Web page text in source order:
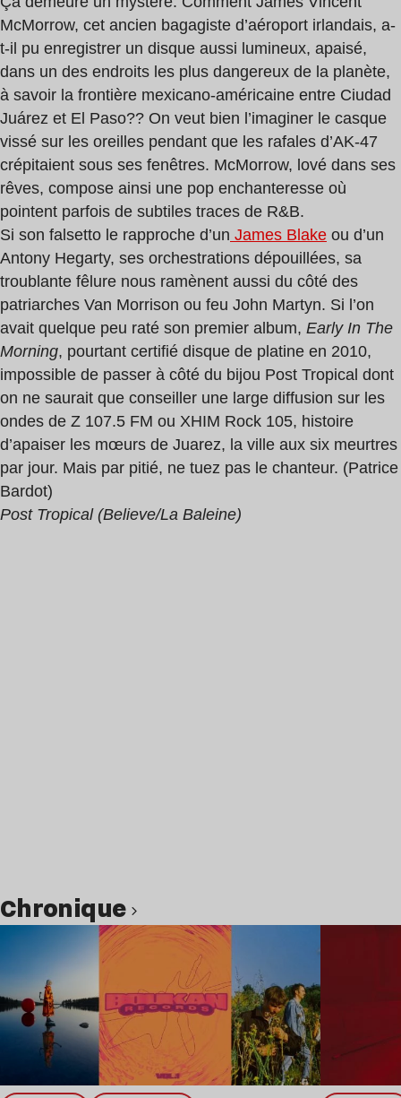
McMorrow, cet ancien bagagiste d’aéroport irlandais, a-
t-il pu enregistrer un disque aussi lumineux, apaisé,
dans un des endroits les plus ­dangereux de la planète,
à savoir la frontière mexicano-américaine entre Ciudad
Juárez et El Paso?? On veut bien l’imaginer le casque
vissé sur les oreilles pendant que les rafales d’AK-47
crépitaient sous ses fenêtres. McMorrow, lové dans ses
rêves, compose ainsi une pop enchanteresse où
pointent parfois de subtiles traces de R&B.
Si son falsetto le rapproche d’un James Blake ou d’un
Antony Hegarty, ses orchestrations dépouillées, sa
troublante fêlure nous ramènent aussi du côté des
patriarches Van Morrison ou feu John Martyn. Si l’on
avait quelque peu raté son premier album, Early In The
Morning, pourtant certifié disque de platine en 2010,
impossible de passer à côté du bijou Post Tropical dont
on ne saurait que conseiller une large diffusion sur les
ondes de Z 107.5 FM ou XHIM Rock 105, histoire
d’apaiser les mœurs de Juarez, la ville aux six meurtres
par jour. Mais par pitié, ne tuez pas le chanteur. (Patrice
Bardot)
Post Tropical (Believe/La Baleine)
chronique
Lire l’article